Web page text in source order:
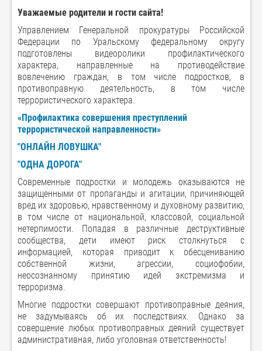
Уважаемые родители и гости сайта!
Управлением Генеральной прокуратуры Российской
Федерации по Уральскому федеральному округу
подготовлены видеоролики профилактического
характера, направленные на противодействие
вовлечению граждан, в том числе подростков, в
противоправную деятельность, в том числе
террористического характера.
«Профилактика совершения преступлений
террористической направленности»
"ОНЛАЙН ЛОВУШКА"
"ОДНА ДОРОГА"
Современные подростки и молодежь оказываются не
защищенными от пропаганды и агитации, причиняющей
вред их здоровью, нравственному и духовному развитию,
в том числе от национальной, классовой, социальной
нетерпимости. Попадая в различные деструктивные
сообщества, дети имеют риск столкнуться с
информацией, которая приводит к обесцениванию
собственной жизни, агрессии, социофобии,
неосознанному принятию идей экстремизма и
терроризма.
Многие подростки совершают противоправные деяния,
не задумываясь об их последствиях. Однако за
совершение любых противоправных деяний существует
административная, либо уголовная ответственность!